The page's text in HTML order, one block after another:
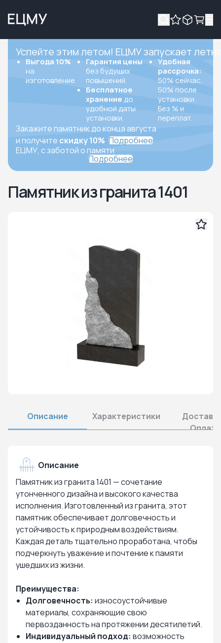
Успейте этим летом! ЕЦМУ запускает
Выгода 10%
на
изготовление.
Гарантия цены
без будущих
повышений.
Бесплатное
хранение до
удобной даты
установки.
Удобная
рассрочка:
50% сейчас,
50% после
установки.
Без % и
переплат.
Закажите памятник до конца августа
и получите скидку 10% Подробнее
ЕЦМУ, с заботой о памяти
Подробнее
Памятник из гранита 1401
Описание Характеристики
Оплата
Описание
Памятник из гранита 1401 — сочетание
утонченного дизайна и высокого качества
исполнения. Изготовленный из гранита, этот
памятник обеспечивает долговечность и
устойчивость к природным воздействиям.
Каждая деталь тщательно проработана, чтобы
подчеркнуть уважение и почтение к памяти
ушедших из жизни.
Преимущества:
Долговечность: износоустойчивые
материалы, сохраняющие свою
первозданность на протяжении десятилетий.
Индивидуальный подход: возможность